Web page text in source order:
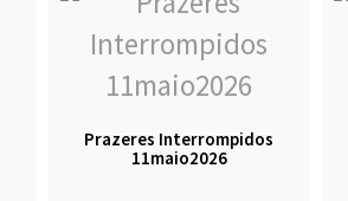
Prazeres Interrompidos
11maio2026